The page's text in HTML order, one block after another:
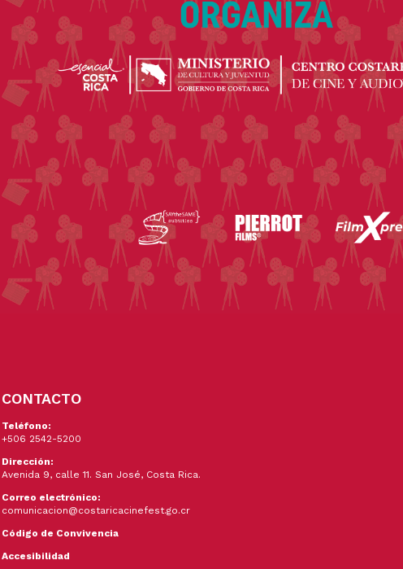
CONTACTO
Teléfono:
+506 2542-5200
Dirección:
Avenida 9, calle 11. San José, Costa Rica.
Correo electrónico:
comunicacion@costaricacinefest.go.cr
Código de Convivencia
Accesibilidad